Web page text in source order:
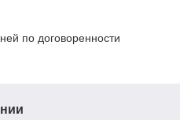
по договоренности